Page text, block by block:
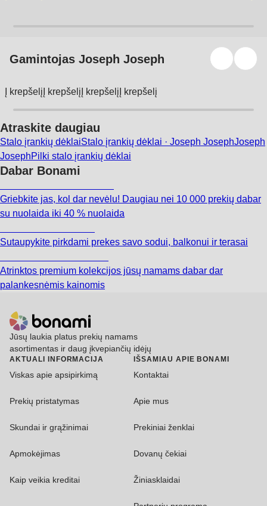
Gamintojas Joseph Joseph
Į krepšelį Į krepšelį Į krepšelį Į krepšelį
Atraskite daugiau
Stalo įrankių dėklaiStalo įrankių dėklai · Joseph JosephJoseph
JosephPilki stalo įrankių dėklai
Dabar Bonami
Griebkite jas, kol dar nevėlu! Daugiau nei 10 000 prekių dabar
su nuolaida iki 40 % nuolaida
Sutaupykite pirkdami prekes savo sodui, balkonui ir terasai
Atrinktos premium kolekcijos jūsų namams dabar dar
palankesnėmis kainomis
Jūsų laukia platus prekių namams
asortimentas ir daug įkvepiančių idėjų
AKTUALI INFORMACIJA
Viskas apie apsipirkimą
Prekių pristatymas
Skundai ir grąžinimai
Apmokėjimas
Kaip veikia kreditai
IŠSAMIAU APIE BONAMI
Kontaktai
Apie mus
Prekiniai ženklai
Dovanų čekiai
Žiniasklaidai